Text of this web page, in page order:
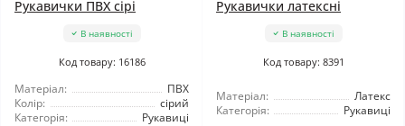
Рукавички ПВХ сірі
В наявності
Код товару: 16186
Матеріал:
ПВХ
Колір:
сірий
Категорія:
Рукавиці
Рукавички латексні
В наявності
Код товару: 8391
Матеріал:
Латекс
Категорія:
Рукавиці